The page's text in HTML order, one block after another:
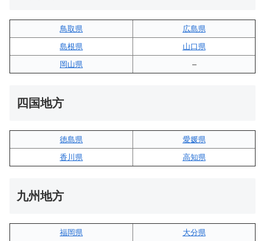
鳥取県
広島県
島根県
山口県
岡山県
–
四国地方
徳島県
愛媛県
香川県
高知県
九州地方
福岡県 大分県